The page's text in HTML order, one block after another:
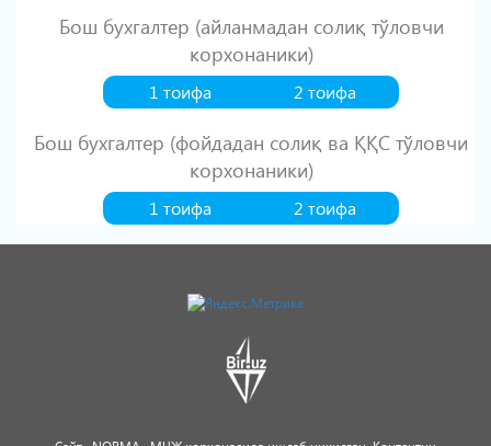
Бош бухгалтер (айланмадан солиқ тўловчи
корхонаники)
1 тоифа 2 тоифа
Бош бухгалтер (фойдадан солиқ ва ҚҚС тўловчи
корхонаники)
1 тоифа 2 тоифа